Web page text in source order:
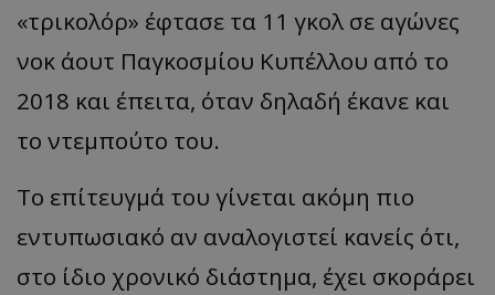
«τρικολόρ» έφτασε τα 11 γκολ σε αγώνες
νοκ άουτ Παγκοσμίου Κυπέλλου από το
2018 και έπειτα, όταν δηλαδή έκανε και
το ντεμπούτο του.
Το επίτευγμά του γίνεται ακόμη πιο
εντυπωσιακό αν αναλογιστεί κανείς ότι,
στο ίδιο χρονικό διάστημα, έχει σκοράρει